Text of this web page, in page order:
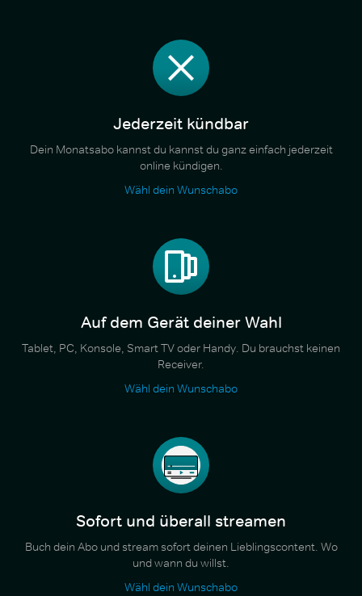
Jederzeit kündbar
Dein Monatsabo kannst du kannst du ganz einfach jederzeit
online kündigen.
Wähl dein Wunschabo
Auf dem Gerät deiner Wahl
Tablet, PC, Konsole, Smart TV oder Handy. Du brauchst keinen
Receiver.
Wähl dein Wunschabo
Sofort und überall streamen
Buch dein Abo und stream sofort deinen Lieblingscontent. Wo
und wann du willst.
Wähl dein Wunschabo